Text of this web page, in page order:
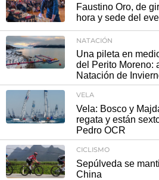
Faustino Oro, de
hora y sede del
NATACIÓN
Una pileta en
del Perito Moreno:
Natación de
VELA
Vela: Bosco y
regata y están
Pedro OCR
CICLISMO
Sepúlveda se
China